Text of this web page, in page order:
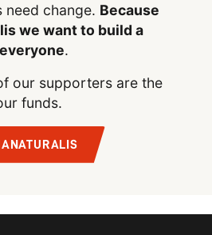
need change. Because
we want to build a
.
our supporters are the
funds.